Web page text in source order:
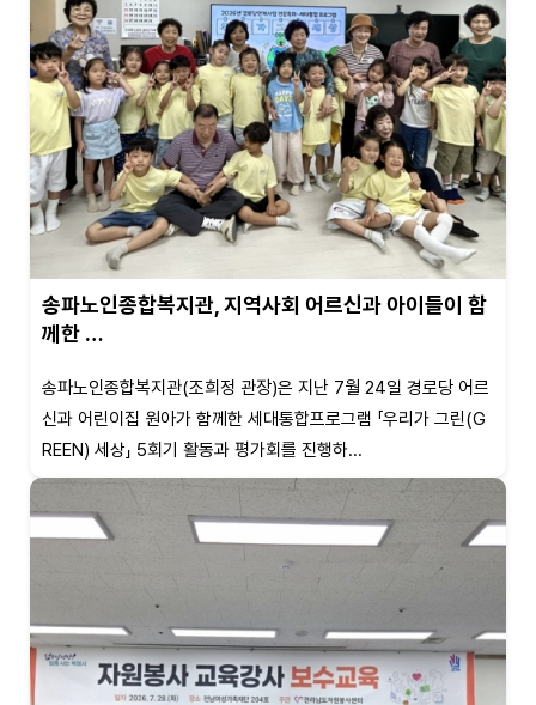
송파노인종합복지관, 지역사회 어르신과 아이들이 함
께한 …
송파노인종합복지관(조희정 관장)은 지난 7월 24일 경로당 어르
신과 어린이집 원아가 함께한 세대통합프로그램 「우리가 그린(G
REEN) 세상」 5회기 활동과 평가회를 진행하...